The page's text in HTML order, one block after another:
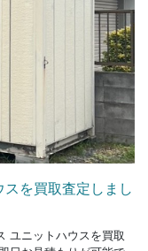
を買取査定しまし
ユニットハウスを買取